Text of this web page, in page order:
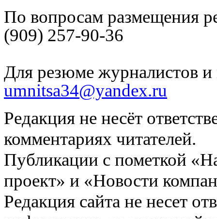
По вопросам размещения
(909) 257-90-36
Для резюме журналистов и
umnitsa34@yandex.ru
Редакция не несёт
комментариях читателей.
Публикации с пометкой
проект» и «Новости
Редакция сайта не несет